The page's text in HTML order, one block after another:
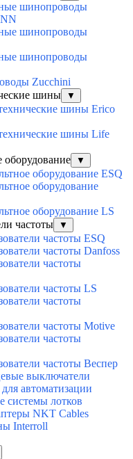
шинопроводы
шинопроводы
шинопроводы
Zucchini
шины
▼
шины Erico
шины Life
оборудование
▼
оборудование ESQ
оборудование
оборудование LS
частоты
▼
частоты ESQ
частоты Danfoss
частоты
частоты LS
частоты
частоты Motive
частоты
частоты Веспер
выключатели
автоматизации
системы лотков
NKT Cables
Interroll